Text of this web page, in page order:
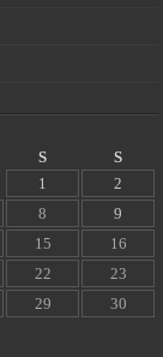
S
S
1
2
8
9
15
16
22
23
29
30